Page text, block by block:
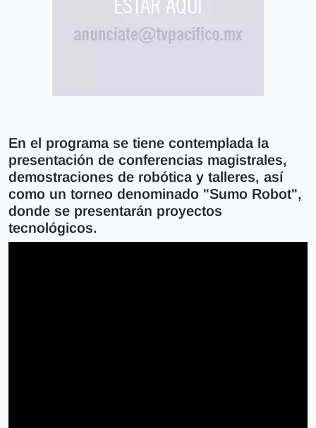
En el programa se tiene contemplada la
presentación de conferencias magistrales,
demostraciones de robótica y talleres, así
como un torneo denominado "Sumo Robot",
donde se presentarán proyectos
tecnológicos.